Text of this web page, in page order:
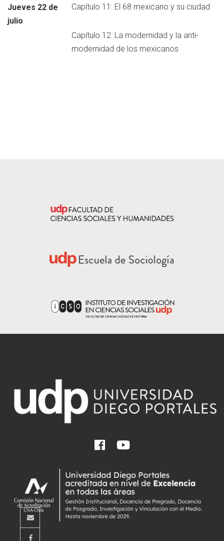
Jueves 22 de
julio
Capítulo 11: El 68 mexicano y su ciudad
Capítulo 12: La modernidad y la anti-
modernidad de los mexicanos